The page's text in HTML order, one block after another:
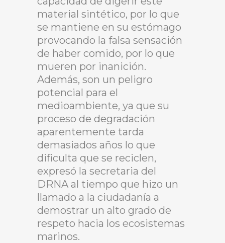
material sintético, por lo que
se mantiene en su estómago
provocando la falsa sensación
de haber comido, por lo que
mueren por inanición.
Además, son un peligro
potencial para el
medioambiente, ya que su
proceso de degradación
aparentemente tarda
demasiados años lo que
dificulta que se reciclen,
expresó la secretaria del
DRNA al tiempo que hizo un
llamado a la ciudadanía a
demostrar un alto grado de
respeto hacia los ecosistemas
marinos.